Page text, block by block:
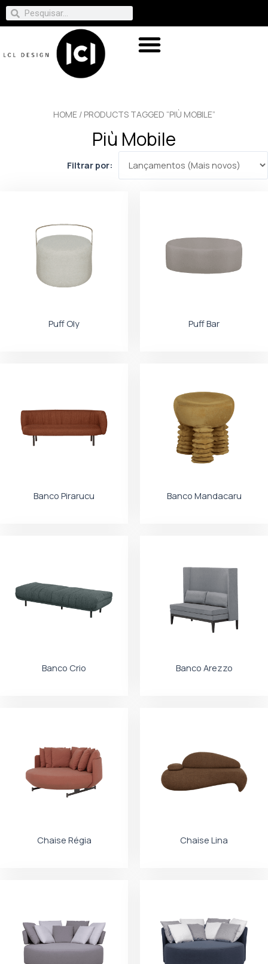
HOME/ PRODUCTS TAGGED “PIÙ MOBILE”
Più Mobile
Filtrar por:
Puff Oly Puff Bar
Banco Pirarucu Banco Mandacaru
Banco Crio Banco Arezzo
Chaise Régia Chaise Lina